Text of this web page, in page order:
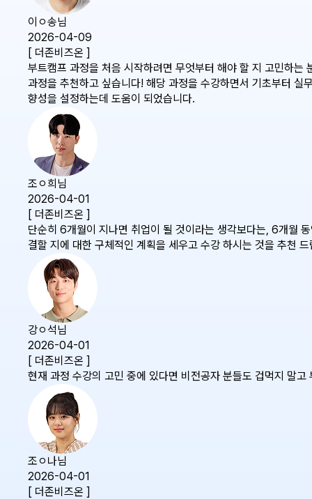
이ㅇ송님
2026-04-09
[ 더존비즈온 ]
부트캠프 과정을 처음 시작하려면 무엇부터 해야 할 지 고민하
과정을 추천하고 싶습니다! 해당 과정을 수강하면서 기초부터 실
향성을 설정하는데 도움이 되었습니다.
조ㅇ희님
2026-04-01
[ 더존비즈온 ]
단순히 6개월이 지나면 취업이 될 것이라는 생각보다는, 6개월
결할 지에 대한 구체적인 계획을 세우고 수강 하시는 것을 추천
강ㅇ석님
2026-04-01
[ 더존비즈온 ]
현재 과정 수강의 고민 중에 있다면 비전공자 분들도 겁먹지 말
조ㅇ나님
2026-04-01
[ 더존비즈온 ]